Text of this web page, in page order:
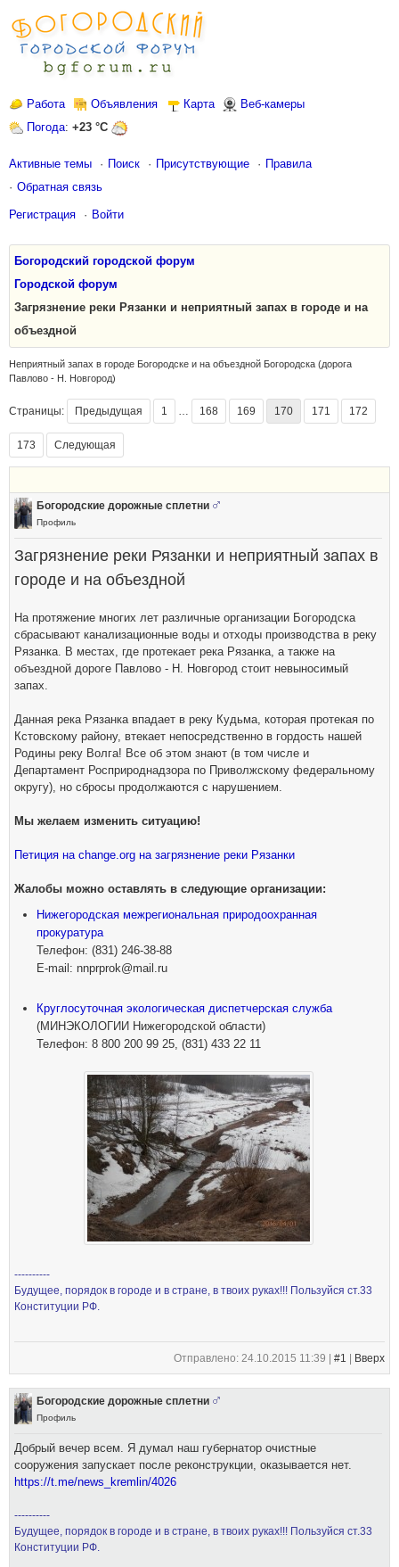
Работа Объявления Карта
Веб-камеры
Погода: +23 °C
Активные темы Поиск Присутствующие
Правила
Обратная связь
Регистрация Войти
Богородский городской форум
Городской форум
Загрязнение реки Рязанки и неприятный запах в городе и на
объездной
Неприятный запах в городе Богородске и на объездной Богородска (дорога
Павлово - Н. Новгород)
Страницы: Предыдущая 1 … 168 169 170 171 172
173 Следующая
Богородские дорожные сплетни
Профиль
Загрязнение реки Рязанки и неприятный запах в
городе и на объездной
На протяжение многих лет различные организации Богородска
сбрасывают канализационные воды и отходы производства в реку
Рязанка. В местах, где протекает река Рязанка, а также на
объездной дороге Павлово - Н. Новгород стоит невыносимый
запах.
Данная река Рязанка впадает в реку Кудьма, которая протекая по
Кстовскому району, втекает непосредственно в гордость нашей
Родины реку Волга! Все об этом знают (в том числе и
Департамент Росприроднадзора по Приволжскому федеральному
округу), но сбросы продолжаются с нарушением.
Мы желаем изменить ситуацию!
Петиция на change.org на загрязнение реки Рязанки
Жалобы можно оставлять в следующие организации:
Нижегородская межрегиональная природоохранная
прокуратура
Телефон: (831) 246-38-88
E-mail: nnprprok@mail.ru
Круглосуточная экологическая диспетчерская служба
(МИНЭКОЛОГИИ Нижегородской области)
Телефон: 8 800 200 99 25, (831) 433 22 11
----------
Будущее, порядок в городе и в стране, в твоих руках!!! Пользуйся ст.33
Конституции РФ.
Отправлено: 24.10.2015 11:39 | #1 Вверх
Богородские дорожные сплетни
Профиль
Добрый вечер всем. Я думал наш губернатор очистные
сооружения запускает после реконструкции, оказывается нет.
https://t.me/news_kremlin/4026
----------
Будущее, порядок в городе и в стране, в твоих руках!!! Пользуйся ст.33
Конституции РФ.